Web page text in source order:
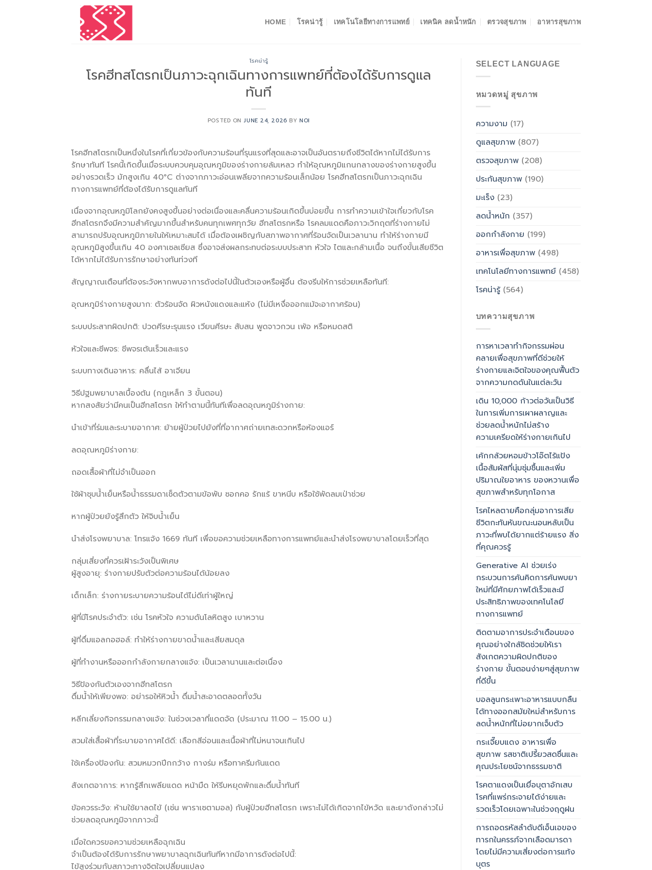
HOME โรคน่ารู้ เทคโนโลยีทางการแพทย์ เทคนิค ลดน้ำหนัก ตรวจสุขภาพ อาหารสุขภาพ
โรคน่ารู้
โรคฮีทสโตรกเป็นภาวะฉุกเฉินทางการแพทย์ที่ต้องได้รับการดูแล
ทันที
POSTED ONJUNE 24, 2026 BY NOI
โรคฮีทสโตรกเป็นหนึ่งในโรคที่เกี่ยวข้องกับความร้อนที่รุนแรงที่สุดและอาจเป็นอันตรายถึงชีวิตได้หากไม่ได้รับการ
รักษาทันที โรคนี้เกิดขึ้นเมื่อระบบควบคุมอุณหภูมิของร่างกายล้มเหลว ทำให้อุณหภูมิแกนกลางของร่างกายสูงขึ้น
อย่างรวดเร็ว มักสูงเกิน 40°C ต่างจากภาวะอ่อนเพลียจากความร้อนเล็กน้อย โรคฮีทสโตรกเป็นภาวะฉุกเฉิน
ทางการแพทย์ที่ต้องได้รับการดูแลทันที
เนื่องจากอุณหภูมิโลกยังคงสูงขึ้นอย่างต่อเนื่องและคลื่นความร้อนเกิดขึ้นบ่อยขึ้น การทำความเข้าใจเกี่ยวกับโรค
ฮีทสโตรกจึงมีความสำคัญมากขึ้นสำหรับคนทุกเพศทุกวัย ฮีทสโตรกหรือ โรคลมแดดคือภาวะวิกฤตที่ร่างกายไม่
สามารถปรับอุณหภูมิภายในให้เหมาะสมได้ เมื่อต้องเผชิญกับสภาพอากาศที่ร้อนจัดเป็นเวลานาน ทำให้ร่างกายมี
อุณหภูมิสูงขึ้นเกิน 40 องศาเซลเซียส ซึ่งอาจส่งผลกระทบต่อระบบประสาท หัวใจ ไตและกล้ามเนื้อ จนถึงขั้นเสียชีวิต
ได้หากไม่ได้รับการรักษาอย่างทันท่วงที
สัญญาณเตือนที่ต้องระวังหากพบอาการดังต่อไปนี้ในตัวเองหรือผู้อื่น ต้องรีบให้การช่วยเหลือทันที:
อุณหภูมิร่างกายสูงมาก: ตัวร้อนจัด ผิวหนังแดงและแห้ง (ไม่มีเหงื่อออกแม้จะอากาศร้อน)
ระบบประสาทผิดปกติ: ปวดศีรษะรุนแรง เวียนศีรษะ สับสน พูดจาวกวน เพ้อ หรือหมดสติ
หัวใจและชีพจร: ชีพจรเต้นเร็วและแรง
ระบบทางเดินอาหาร: คลื่นไส้ อาเจียน
วิธีปฐมพยาบาลเบื้องต้น (กฎเหล็ก 3 ขั้นตอน)
หากสงสัยว่ามีคนเป็นฮีทสโตรก ให้ทำตามนี้ทันทีเพื่อลดอุณหภูมิร่างกาย:
นำเข้าที่ร่มและระบายอากาศ: ย้ายผู้ป่วยไปยังที่ที่อากาศถ่ายเทสะดวกหรือห้องแอร์
ลดอุณหภูมิร่างกาย:
ถอดเสื้อผ้าที่ไม่จำเป็นออก
ใช้ผ้าชุบน้ำเย็นหรือน้ำธรรมดาเช็ดตัวตามข้อพับ ซอกคอ รักแร้ ขาหนีบ หรือใช้พัดลมเป่าช่วย
หากผู้ป่วยยังรู้สึกตัว ให้จิบน้ำเย็น
นำส่งโรงพยาบาล: โทรแจ้ง 1669 ทันที เพื่อขอความช่วยเหลือทางการแพทย์และนำส่งโรงพยาบาลโดยเร็วที่สุด
กลุ่มเสี่ยงที่ควรเฝ้าระวังเป็นพิเศษ
ผู้สูงอายุ: ร่างกายปรับตัวต่อความร้อนได้น้อยลง
เด็กเล็ก: ร่างกายระบายความร้อนได้ไม่ดีเท่าผู้ใหญ่
ผู้ที่มีโรคประจำตัว: เช่น โรคหัวใจ ความดันโลหิตสูง เบาหวาน
ผู้ที่ดื่มแอลกอฮอล์: ทำให้ร่างกายขาดน้ำและเสียสมดุล
ผู้ที่ทำงานหรือออกกำลังกายกลางแจ้ง: เป็นเวลานานและต่อเนื่อง
วิธีป้องกันตัวเองจากฮีทสโตรก
ดื่มน้ำให้เพียงพอ: อย่ารอให้หิวน้ำ ดื่มน้ำสะอาดตลอดทั้งวัน
หลีกเลี่ยงกิจกรรมกลางแจ้ง: ในช่วงเวลาที่แดดจัด (ประมาณ 11.00 – 15.00 น.)
สวมใส่เสื้อผ้าที่ระบายอากาศได้ดี: เลือกสีอ่อนและเนื้อผ้าที่ไม่หนาจนเกินไป
ใช้เครื่องป้องกัน: สวมหมวกปีกกว้าง กางร่ม หรือทาครีมกันแดด
สังเกตอาการ: หากรู้สึกเพลียแดด หน้ามืด ให้รีบหยุดพักและดื่มน้ำทันที
ข้อควรระวัง: ห้ามใช้ยาลดไข้ (เช่น พาราเซตามอล) กับผู้ป่วยฮีทสโตรก เพราะไม่ได้เกิดจากไข้หวัด และยาดังกล่าวไม่
ช่วยลดอุณหภูมิจากภาวะนี้
เมื่อใดควรขอความช่วยเหลือฉุกเฉิน
จำเป็นต้องได้รับการรักษาพยาบาลฉุกเฉินทันทีหากมีอาการดังต่อไปนี้:
ไข้สูงร่วมกับสภาวะทางจิตใจเปลี่ยนแปลง
SELECT LANGUAGE
หมวดหมู่ สุขภาพ
ความงาม (17)
ดูแลสุขภาพ(807)
ตรวจสุขภาพ(208)
ประกันสุขภาพ(190)
มะเร็ง(23)
ลดน้ำหนัก (357)
ออกกำลังกาย (199)
อาหารเพื่อสุขภาพ(498)
เทคโนโลยีทางการแพทย์(458)
โรคน่ารู้(564)
บทความสุขภาพ
การหาเวลาทำกิจกรรมผ่อน
คลายเพื่อสุขภาพที่ดีช่วยให้
ร่างกายและจิตใจของคุณฟื้นตัว
จากความกดดันในแต่ละวัน
เดิน 10,000 ก้าวต่อวันเป็นวิธี
ในการเพิ่มการเผาผลาญและ
ช่วยลดน้ำหนักไม่สร้าง
ความเครียดให้ร่างกายเกินไป
เค้กกล้วยหอมข้าวโอ๊ตไร้แป้ง
เนื้อสัมผัสที่นุ่มชุ่มชื้นและเพิ่ม
ปริมาณใยอาหาร ของหวานเพื่อ
สุขภาพสำหรับทุกโอกาส
โรคไหลตายคือกลุ่มอาการเสีย
ชีวิตกะทันหันขณะนอนหลับเป็น
ภาวะที่พบได้ยากแต่ร้ายแรง สิ่ง
ที่คุณควรรู้
Generative AI ช่วยเร่ง
กระบวนการค้นคิดการค้นพบยา
ใหม่ที่มีศักยภาพได้เร็วและมี
ประสิทธิภาพของเทคโนโลยี
ทางการแพทย์
ติดตามอาการประจำเดือนของ
คุณอย่างใกล้ชิดช่วยให้เรา
สังเกตความผิดปกติของ
ร่างกาย ขั้นตอนง่ายๆสู่สุขภาพ
ที่ดีขึ้น
บอลลูนกระเพาะอาหารแบบกลืน
ได้ทางออกสมัยใหม่สำหรับการ
ลดน้ำหนักที่ไม่อยากเจ็บตัว
กระเจี๊ยบแดง อาหารเพื่อ
สุขภาพ รสชาติเปรี้ยวสดชื่นและ
คุณประโยชน์จากธรรมชาติ
โรคตาแดงเป็นเยื่อบุตาอักเสบ
โรคที่แพร่กระจายได้ง่ายและ
รวดเร็วโดยเฉพาะในช่วงฤดูฝน
การถอดรหัสลำดับดีเอ็นเอของ
ทารกในครรภ์จากเลือดมารดา
โดยไม่มีความเสี่ยงต่อการแท้ง
บุตร